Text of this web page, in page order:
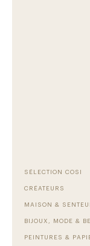
SÉLECTION COSI
CRÉATEURS
MAISON &
BIJOUX, MODE &
PEINTURES &